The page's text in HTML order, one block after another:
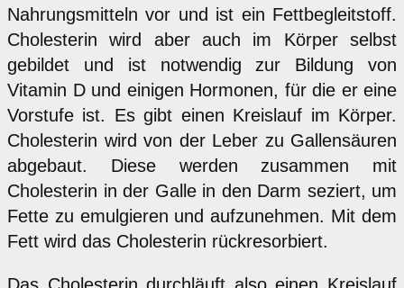
Nahrungsmitteln vor und ist ein Fettbegleitstoff.
Cholesterin wird aber auch im Körper selbst
gebildet und ist notwendig zur Bildung von
Vitamin D und einigen Hormonen, für die er eine
Vorstufe ist. Es gibt einen Kreislauf im Körper.
Cholesterin wird von der Leber zu Gallensäuren
abgebaut. Diese werden zusammen mit
Cholesterin in der Galle in den Darm seziert, um
Fette zu emulgieren und aufzunehmen. Mit dem
Fett wird das Cholesterin rückresorbiert.